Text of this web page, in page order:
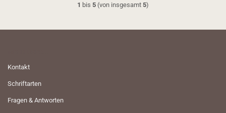
1 bis 5 (von insgesamt 5)
Kontakt
Schriftarten
Fragen & Antworten